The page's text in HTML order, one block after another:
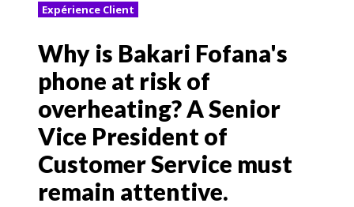
Expérience Client
Why is Bakari Fofana's
phone at risk of
overheating? A Senior
Vice President of
Customer Service must
remain attentive.